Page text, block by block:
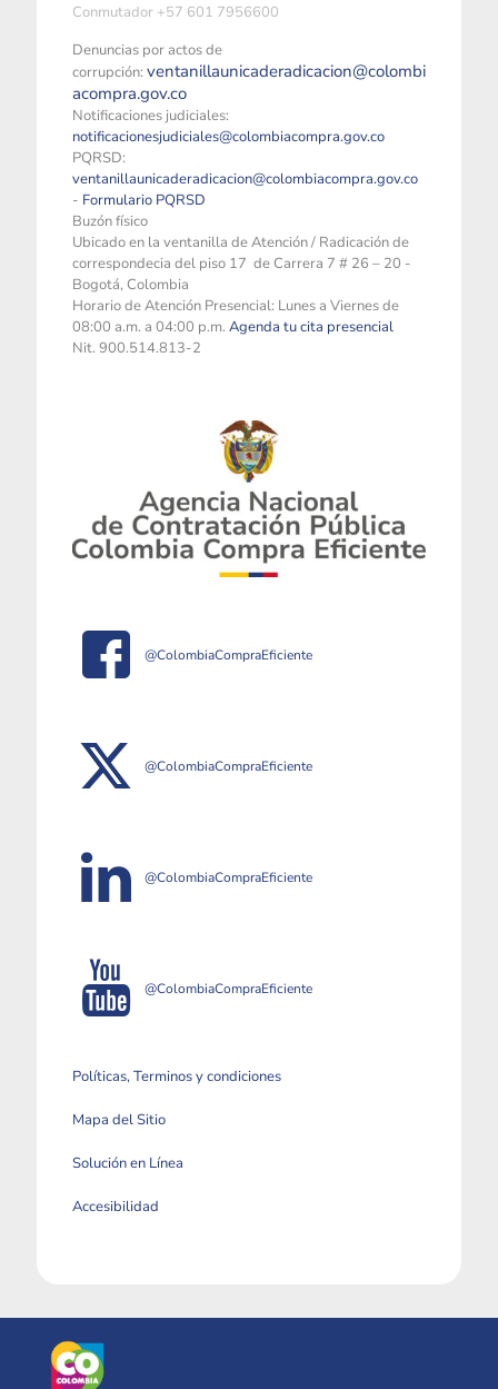
Conmutador +57 601 7956600
Denuncias por actos de
corrupción: ventanillaunicaderadicacion@colombi
acompra.gov.co
Notificaciones judiciales:
notificacionesjudiciales@colombiacompra.gov.co
PQRSD:
ventanillaunicaderadicacion@colombiacompra.gov.co
- Formulario PQRSD
Buzón físico
Ubicado en la ventanilla de Atención / Radicación de
correspondecia del piso 17 de Carrera 7 # 26 – 20 -
Bogotá, Colombia
Horario de Atención Presencial: Lunes a Viernes de
08:00 a.m. a 04:00 p.m. Agenda tu cita presencial
Nit. 900.514.813-2
@ColombiaCompraEficiente
@ColombiaCompraEficiente
@ColombiaCompraEficiente
@ColombiaCompraEficiente
Políticas, Terminos y condiciones
Mapa del Sitio
Solución en Línea
Accesibilidad